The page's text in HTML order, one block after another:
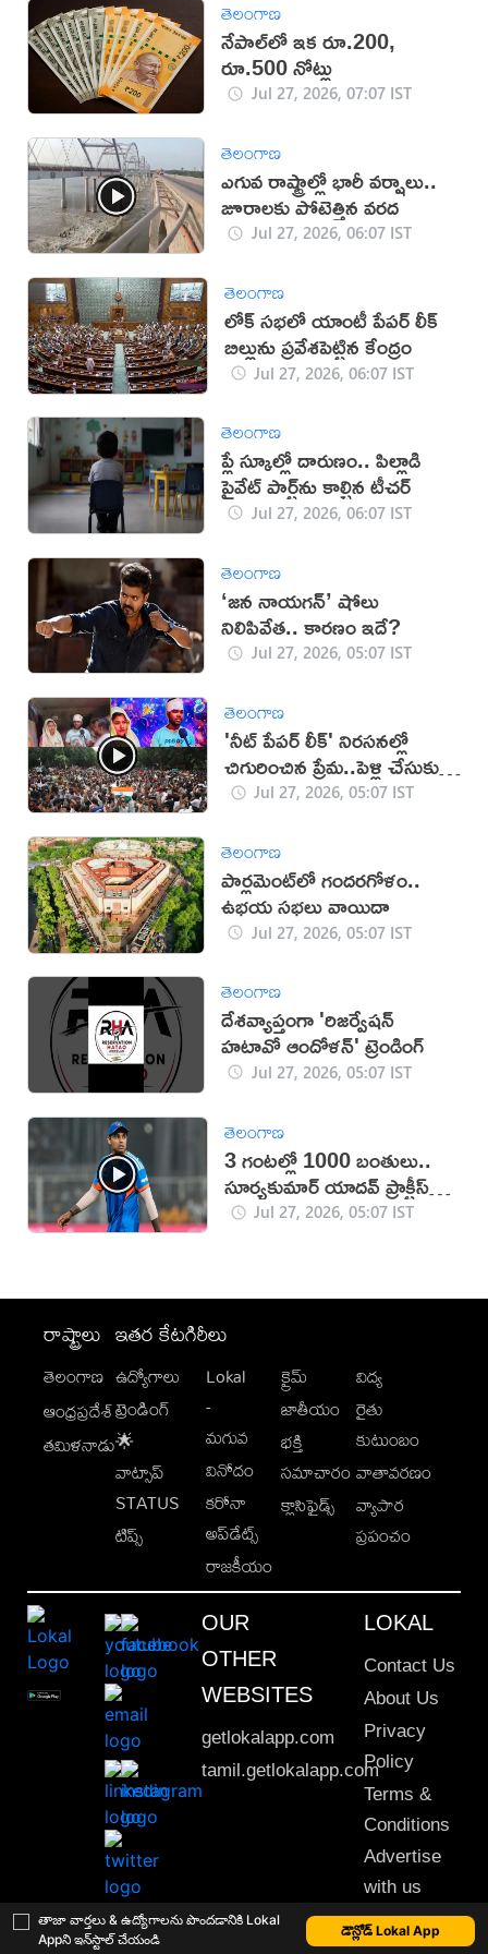
తాజా వార్తలు & ఉద్యోగాలను పొందడానికి Lokal
Appని ఇన్‌స్టాల్ చేయండి
డౌన్లోడ్ Lokal App
తెలంగాణ
నేపాల్‌లో ఇక రూ.200,
రూ.500 నోట్లు
Jul 27, 2026, 07:07 IST
తెలంగాణ
ఎగువ రాష్ట్రాల్లో భారీ వర్షాలు..
జూరాలకు పోటెత్తిన వరద
Jul 27, 2026, 06:07 IST
తెలంగాణ
లోక్ సభలో యాంటీ పేపర్ లీక్
బిల్లును ప్రవేశపెట్టిన కేంద్రం
Jul 27, 2026, 06:07 IST
తెలంగాణ
ప్లే స్కూల్లో దారుణం.. పిల్లాడి
ప్రైవేట్ పార్ట్‌ను కాల్చిన టీచర్
Jul 27, 2026, 06:07 IST
తెలంగాణ
‘జన నాయగన్‌’ షోలు
నిలిపివేత.. కారణం ఇదే?
Jul 27, 2026, 05:07 IST
తెలంగాణ
'నీట్ పేపర్ లీక్' నిరసనల్లో
చిగురించిన ప్రేమ..పెళ్లి చేసుకున్న
జంట!Jul 27, 2026, 05:07 IST
తెలంగాణ
పార్లమెంట్‌లో గందరగోళం..
ఉభయ సభలు వాయిదా
Jul 27, 2026, 05:07 IST
తెలంగాణ
దేశవ్యాప్తంగా 'రిజర్వేషన్
హటావో ఆందోళన్' ట్రెండింగ్
Jul 27, 2026, 05:07 IST
తెలంగాణ
3 గంటల్లో 1000 బంతులు..
సూర్యకుమార్ యాదవ్ ప్రాక్టీస్
వీడియో వైరల్
Jul 27, 2026, 05:07 IST
రాష్ట్రాలు
తెలంగాణ
ఆంధ్రప్రదేశ్
తమిళనాడు
ఇతర కేటగిరీలు
ఉద్యోగాలు
ట్రెండింగ్
🌟
వాట్సాప్
STATUS
టిప్స్
Lokal
-
మగువ
వినోదం
కరోనా
అప్‌డేట్స్
రాజకీయం
క్రైమ్
జాతీయం
భక్తి
సమాచారం
క్లాసిఫైడ్స్
విద్య
రైతు
కుటుంబం
వాతావరణం
వ్యాపార
ప్రపంచం
OUR
OTHER
WEBSITES
getlokalapp.com
tamil.getlokalapp.com
LOKAL
Contact Us
About Us
Privacy
Policy
Terms &
Conditions
Advertise
with us
Sitemap
This material may not be published, transmitted, rewritten or redistributed. © 2020 Lokal App. All rights reserved.